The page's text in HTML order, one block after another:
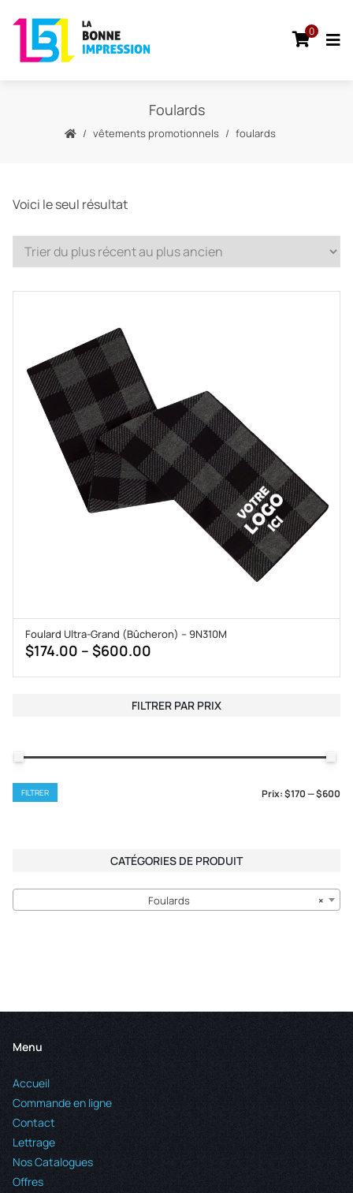
0
Foulards
vêtements promotionnels foulards
Voici le seul résultat
Foulard Ultra-Grand (Bûcheron) – 9N310M
$174.00 – $600.00
through
FILTRER PAR PRIX
Prix
Prix
FILTRER Prix:$170—$600
CATÉGORIES DE PRODUIT
×
Foulards
Menu
Accueil
Commande en ligne
Contact
Lettrage
Nos Catalogues
Offres